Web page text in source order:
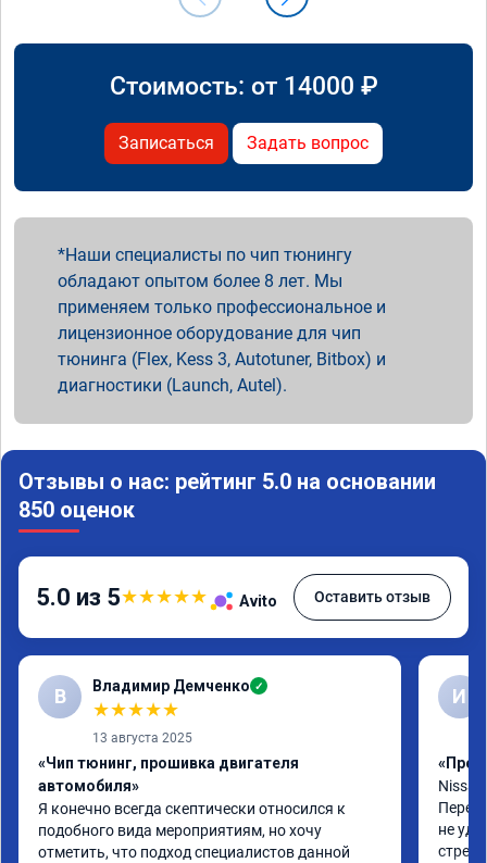
Стоимость: от 14000 ₽
Записаться Задать вопрос
Наши специалисты по чип тюнингу
обладают опытом более 8 лет. Мы
применяем только профессиональное и
лицензионное оборудование для чип
тюнинга (Flex, Kess 3, Autotuner, Bitbox) и
диагностики (Launch, Autel).
Отзывы о нас: рейтинг 5.0 на основании
850 оценок
5.0 из 5★★★★★ Avito Оставить отзыв
В Владимир Демченко ✓
★★★★★
13 августа 2025
«Чип тюнинг, прошивка двигателя
автомобиля»
Я конечно всегда скептически относился к
подобного вида мероприятиям, но хочу
отметить, что подход специалистов данной
И
не